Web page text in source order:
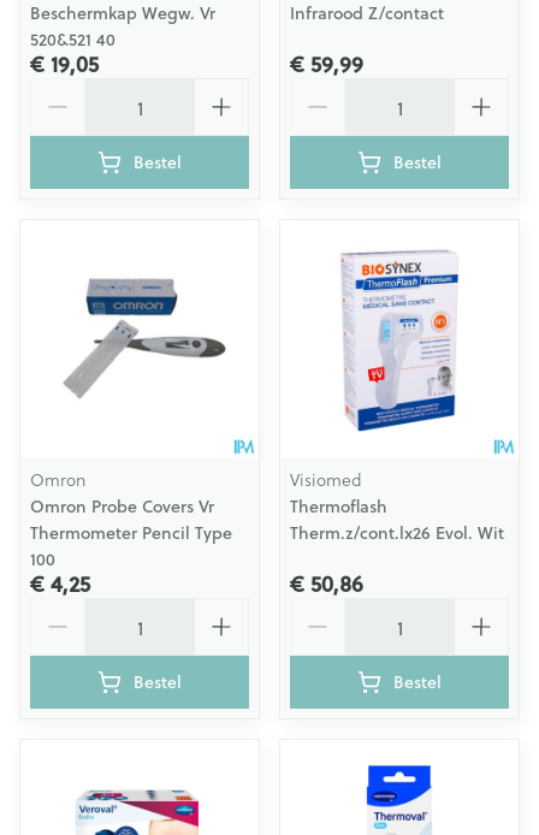
Beschermkap Wegw. Vr
520&521 40
€ 19,05
Bestel
Infrarood Z/contact
€ 59,99
Bestel
Omron
Omron Probe Covers Vr
Thermometer Pencil Type
100
€ 4,25
Bestel
Visiomed
Thermoflash
Therm.z/cont.lx26 Evol. Wit
€ 50,86
Bestel